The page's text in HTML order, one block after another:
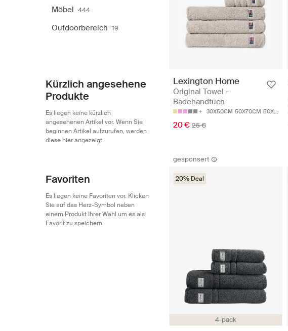
Möbel 444
Outdoorbereich 19
Kürzlich angesehene
Produkte
Es liegen keine kürzlich
angesehenen Artikel vor. Wenn Sie
beginnen Artikel aufzurufen, werden
diese hier angezeigt.
Favoriten
Es liegen keine Favoriten vor. Klicken
Sie auf das Herz-Symbol neben
einem Produkt Ihrer Wahl um es als
Favorit zu speichern.
Lexington Home
Original Towel -
Badehandtuch
30X50CM 50X70CM 50X100
20 € 25 €
gesponsert
4-pack
20% Deal